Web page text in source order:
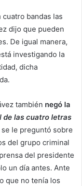
bandas las
dijo que pueden
De igual manera,
investigando la
dicha
también negó la
de las cuatro letras
le preguntó sobre
del grupo criminal
del presidente
un día antes. Ante
que no tenía los